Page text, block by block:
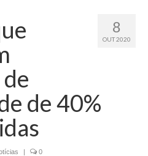
8
OUT 2020
de 40%
| 0